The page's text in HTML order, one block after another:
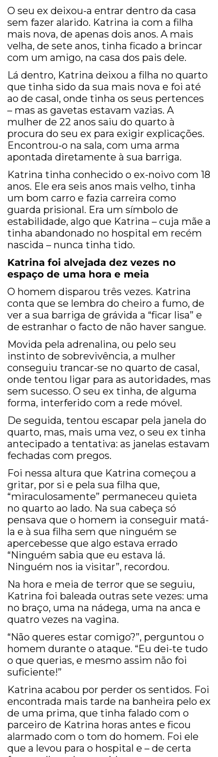
O seu ex deixou-a entrar dentro da casa
sem fazer alarido. Katrina ia com a filha
mais nova, de apenas dois anos. A mais
velha, de sete anos, tinha ficado a brincar
com um amigo, na casa dos pais dele.
Lá dentro, Katrina deixou a filha no quarto
que tinha sido da sua mais nova e foi até
ao de casal, onde tinha os seus pertences
– mas as gavetas estavam vazias. A
mulher de 22 anos saiu do quarto à
procura do seu ex para exigir explicações.
Encontrou-o na sala, com uma arma
apontada diretamente à sua barriga.
Katrina tinha conhecido o ex-noivo com 18
anos. Ele era seis anos mais velho, tinha
um bom carro e fazia carreira como
guarda prisional. Era um símbolo de
estabilidade, algo que Katrina – cuja mãe a
tinha abandonado no hospital em recém
nascida – nunca tinha tido.
Katrina foi alvejada dez vezes no
espaço de uma hora e meia
O homem disparou três vezes. Katrina
conta que se lembra do cheiro a fumo, de
ver a sua barriga de grávida a “ficar lisa” e
de estranhar o facto de não haver sangue.
Movida pela adrenalina, ou pelo seu
instinto de sobrevivência, a mulher
conseguiu trancar-se no quarto de casal,
onde tentou ligar para as autoridades, mas
sem sucesso. O seu ex tinha, de alguma
forma, interferido com a rede móvel.
De seguida, tentou escapar pela janela do
quarto, mas, mais uma vez, o seu ex tinha
antecipado a tentativa: as janelas estavam
fechadas com pregos.
Foi nessa altura que Katrina começou a
gritar, por si e pela sua filha que,
“miraculosamente” permaneceu quieta
no quarto ao lado. Na sua cabeça só
pensava que o homem ia conseguir matá-
la e à sua filha sem que ninguém se
apercebesse que algo estava errado
“Ninguém sabia que eu estava lá.
Ninguém nos ia visitar”, recordou.
Na hora e meia de terror que se seguiu,
Katrina foi baleada outras sete vezes: uma
no braço, uma na nádega, uma na anca e
quatro vezes na vagina.
“Não queres estar comigo?”, perguntou o
homem durante o ataque. “Eu dei-te tudo
o que querias, e mesmo assim não foi
suficiente!”
Katrina acabou por perder os sentidos. Foi
encontrada mais tarde na banheira pelo ex
de uma prima, que tinha falado com o
parceiro de Katrina horas antes e ficou
alarmado com o tom do homem. Foi ele
que a levou para o hospital e – de certa